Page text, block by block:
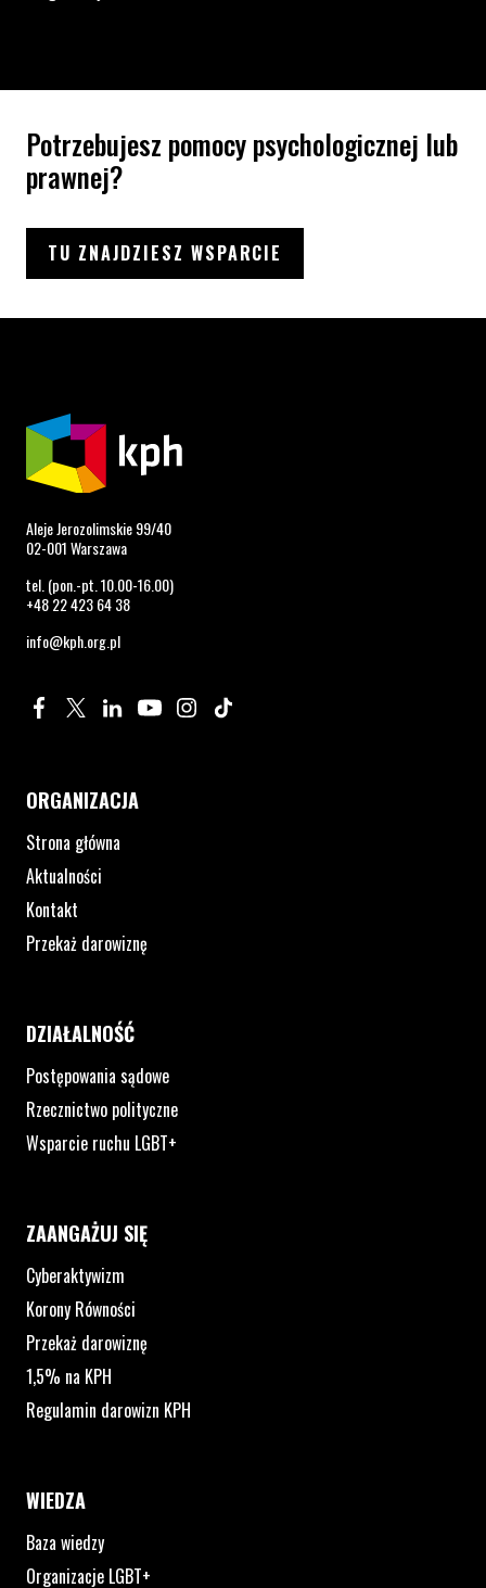
Potrzebujesz pomocy psychologicznej lub
prawnej?
TU ZNAJDZIESZ WSPARCIE
Aleje Jerozolimskie 99/40
02-001 Warszawa
tel. (pon.-pt. 10.00-16.00)
+48 22 423 64 38
info@kph.org.pl
Profil na Facebook. Strona otwiera się w nowym oknie.
Profil na Twitter. Strona otwiera się w nowym oknie.
Profil na LinkedIn. Strona otwiera się w nowym oknie.
Profil na YouTube. Strona otwiera się w nowym
Profil na Instagram. Strona otwiera się
ORGANIZACJA
Strona główna
Aktualności
Kontakt
Przekaż darowiznę
DZIAŁALNOŚĆ
Postępowania sądowe
Rzecznictwo polityczne
Wsparcie ruchu LGBT+
ZAANGAŻUJ SIĘ
Cyberaktywizm
Korony Równości
Przekaż darowiznę
1,5% na KPH
Regulamin darowizn KPH
WIEDZA
Baza wiedzy
Organizacje LGBT+